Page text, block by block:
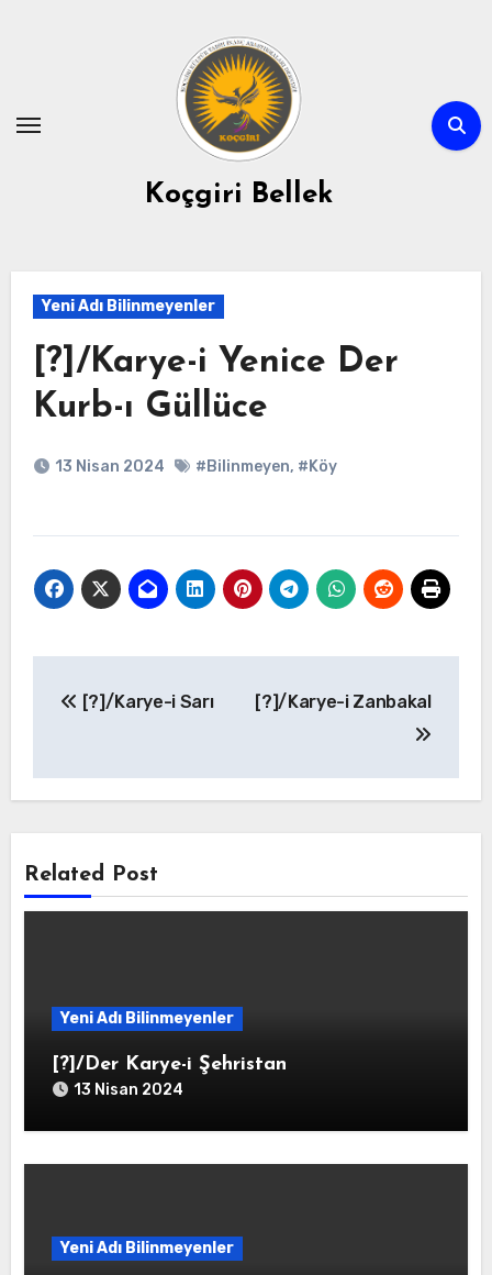
Koçgiri Bellek
Yeni Adı Bilinmeyenler
[?]/Karye-i Yenice Der
Kurb-ı Güllüce
13 Nisan 2024 #Bilinmeyen, #Köy
gezinmesi
[?]/Karye-i Sarı [?]/Karye-i Zanbakal
Related Post
Yeni Adı Bilinmeyenler
[?]/Der Karye-i Şehristan
13 Nisan 2024
Yeni Adı Bilinmeyenler